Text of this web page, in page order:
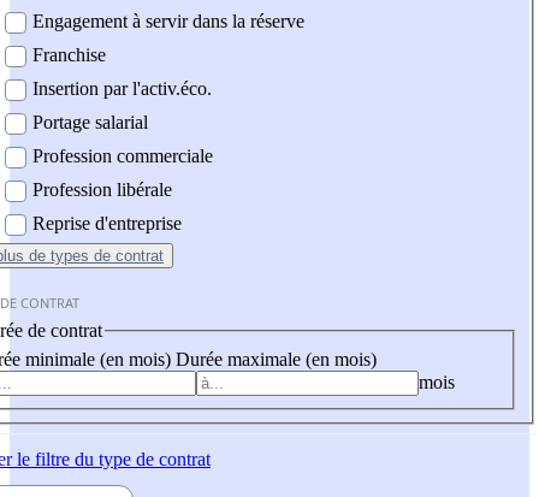
Engagement à servir dans la réserve
Franchise
Insertion par l'activ.éco.
Portage salarial
Profession commerciale
Profession libérale
Reprise d'entreprise
de types de contrat
CONTRAT
de contrat
minimale (en mois) Durée maximale (en mois)
mois
le filtre du type de contrat